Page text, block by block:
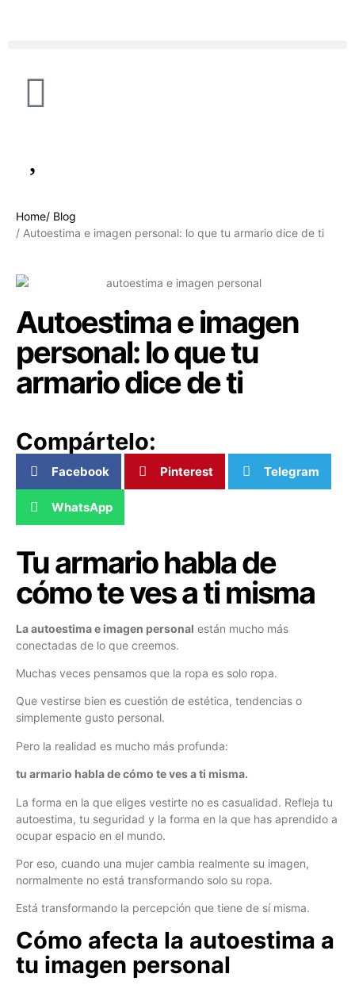
Home/ Blog
/ Autoestima e imagen personal: lo que tu armario dice de ti
Autoestima e imagen
personal: lo que tu
armario dice de ti
Compártelo:
Facebook Pinterest Telegram
WhatsApp
Tu armario habla de
cómo te ves a ti misma
La autoestima e imagen personal están mucho más
conectadas de lo que creemos.
Muchas veces pensamos que la ropa es solo ropa.
Que vestirse bien es cuestión de estética, tendencias o
simplemente gusto personal.
Pero la realidad es mucho más profunda:
tu armario habla de cómo te ves a ti misma.
La forma en la que eliges vestirte no es casualidad. Refleja tu
autoestima, tu seguridad y la forma en la que has aprendido a
ocupar espacio en el mundo.
Por eso, cuando una mujer cambia realmente su imagen,
normalmente no está transformando solo su ropa.
Está transformando la percepción que tiene de sí misma.
Cómo afecta la autoestima a
tu imagen personal